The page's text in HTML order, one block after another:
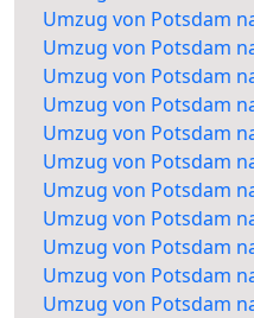
Umzug von Potsdam
Umzug von Potsdam
Umzug von Potsdam
Umzug von Potsdam
Umzug von Potsdam
Umzug von Potsdam
Umzug von Potsdam
Umzug von Potsdam
Umzug von Potsdam
Umzug von Potsdam
Umzug von Potsdam